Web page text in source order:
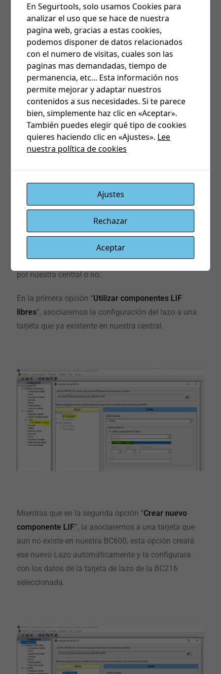
Sobre esta pantalla, lo que debemos hacer
seleccionarla tarjeta de función de la BC216
paraasociarla con la nueva tarjeta de función de la
Al pinchar sobre el lazo de la BC216 nos permitirá
asociarla con la nueva tarjeta de lazo de la BC600,
tenemos dos procedimientos diferentes dependiendo
de si la tarjeta de lazo de la BC600 ya esta reconocida
por nuestra central o no.
En la primera opción “Utilizar componentes LIF
libres”, asociaremos la configuración del lazo a una
tarjeta que ya existente en nuestra central.
Mientras que en la segunda opción “Crear nuevo
componente LIF”, la asociaremos a una tarjeta que
aun no existe en nuestra BC600, esta opción creará
ese nuevo Lazo automáticamente y la configurara
con los datos de la tarjeta de lazo de la BC216
seleccionada.
En Segurtools, solo usamos Cookies para
analizar el uso que se hace de nuestra
pagina web, gracias a estas cookies,
podemos disponer de datos relacionados
con el numero de visitas, cuales son las
paginas mas demandadas, tiempo de
permanencia, etc... Esta información nos
permite mejorar y adaptar nuestros
contenidos a sus necesidades. Si te parece
bien, simplemente haz clic en «Aceptar».
También puedes elegir qué tipo de cookies
quieres haciendo clic en «Ajustes». Lee
nuestra política de cookies
Ajustes
Rechazar
Aceptar